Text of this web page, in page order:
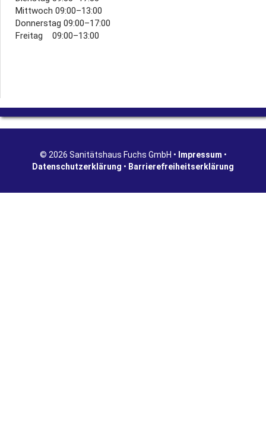
Mittwoch 09:00–13:00
Donnerstag 09:00–17:00
Freitag 09:00–13:00
© 2026 Sanitätshaus Fuchs GmbH • Impressum •
Datenschutzerklärung • Barrierefreiheitserklärung